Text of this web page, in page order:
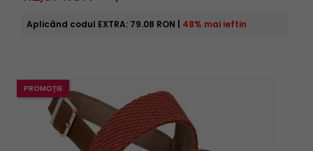
Aplicând codul EXTRA: 79.08 RON 48% mai ieftin
PROMOȚIE